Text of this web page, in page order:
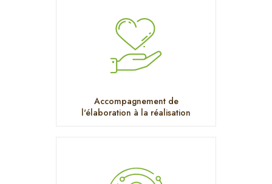
Accompagnement de
l'élaboration à la réalisation